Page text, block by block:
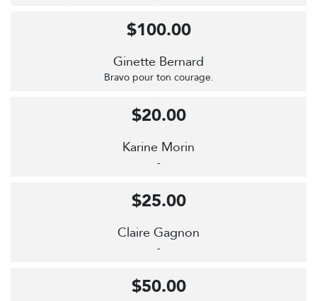
Ginette Bernard
Bravo pour ton courage.
$100.00
Karine Morin
-
$20.00
Claire Gagnon
-
$25.00
$50.00